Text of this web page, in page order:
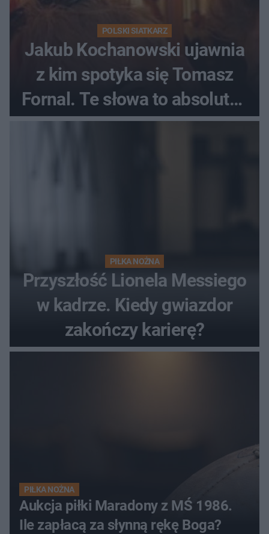
POLSKI SIATKARZ
Jakub Kochanowski ujawnia
z kim spotyka się Tomasz
Fornal. Te słowa to absolutny
hit
PIŁKA NOŻNA
Przyszłość Lionela Messiego
w kadrze. Kiedy gwiazdor
zakończy karierę?
PIŁKA NOŻNA
Aukcja piłki Maradony z MŚ 1986.
Ile zapłacą za słynną rękę Boga?